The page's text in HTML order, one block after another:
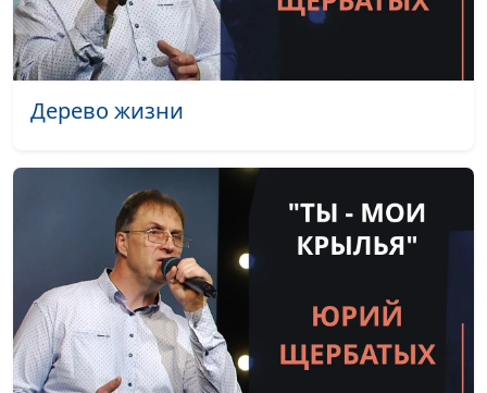
доктор практического
Духовные практики
Востока: зачем они нам
богословия
Соблазны: как бороться
и победить
Игорь Кириченко,
Василий Ничик,
доктор практического
Защитит ли Бог от
любой беды
Игорь Кириченко,
Василий Ничик,
Дерево жизни